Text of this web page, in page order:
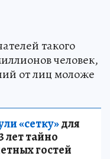
такого
человек,
от лиц моложе
«сетку»для
лет тайно
гостей